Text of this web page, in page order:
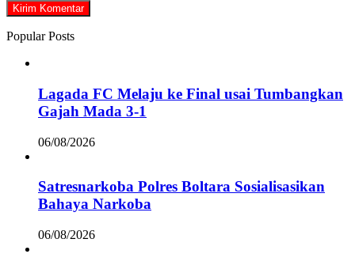
Popular Posts
Lagada FC Melaju ke Final usai Tumbangkan
Gajah Mada 3-1
06/08/2026
Satresnarkoba Polres Boltara Sosialisasikan
Bahaya Narkoba
06/08/2026